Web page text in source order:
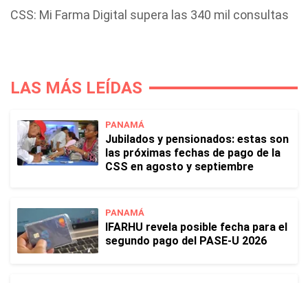
CSS: Mi Farma Digital supera las 340 mil consultas
LAS MÁS LEÍDAS
PANAMÁ
Jubilados y pensionados: estas son
las próximas fechas de pago de la
CSS en agosto y septiembre
PANAMÁ
IFARHU revela posible fecha para el
segundo pago del PASE-U 2026